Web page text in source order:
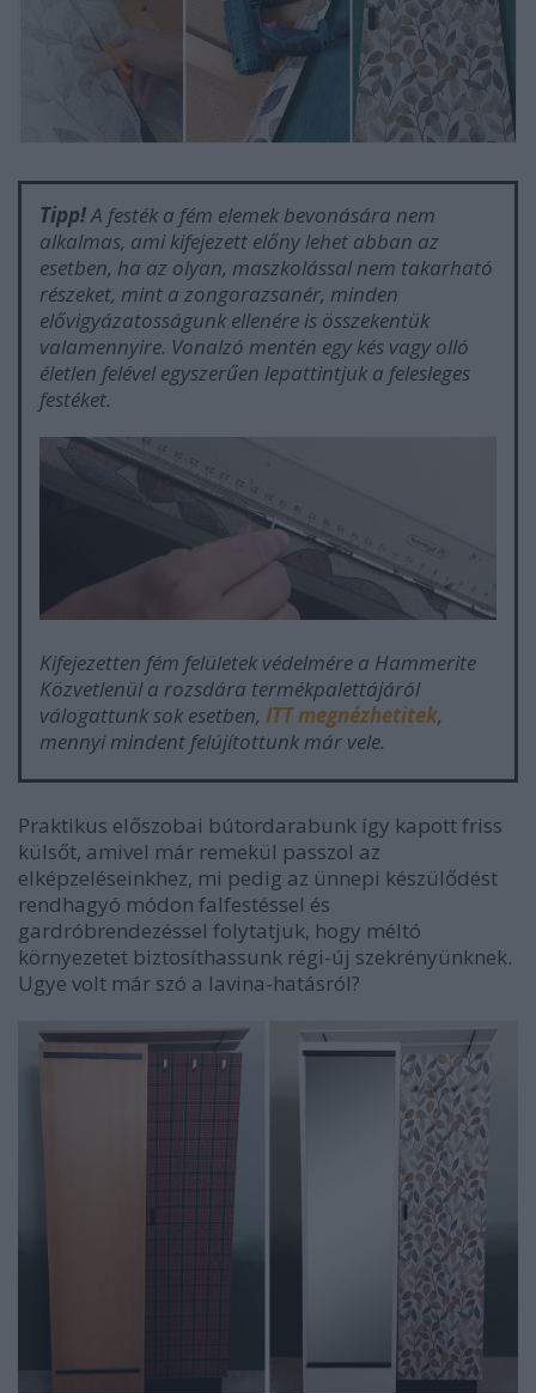
Tipp!A festék a fém elemek bevonására nem
alkalmas, ami kifejezett előny lehet abban az
esetben, ha az olyan, maszkolással nem takarható
részeket, mint a zongorazsanér, minden
elővigyázatosságunk ellenére is összekentük
valamennyire. Vonalzó mentén egy kés vagy olló
életlen felével egyszerűen lepattintjuk a felesleges
festéket.
Kifejezetten fém felületek védelmére a Hammerite
Közvetlenül a rozsdára termékpalettájáról
válogattunk sok esetben, ITT megnézhetitek,
mennyi mindent felújítottunk már vele.
Praktikus előszobai bútordarabunk így kapott friss
külsőt, amivel már remekül passzol az
elképzeléseinkhez, mi pedig az ünnepi készülődést
rendhagyó módon falfestéssel és
gardróbrendezéssel folytatjuk, hogy méltó
környezetet biztosíthassunk régi-új szekrényünknek.
Ugye volt már szó a lavina-hatásról?